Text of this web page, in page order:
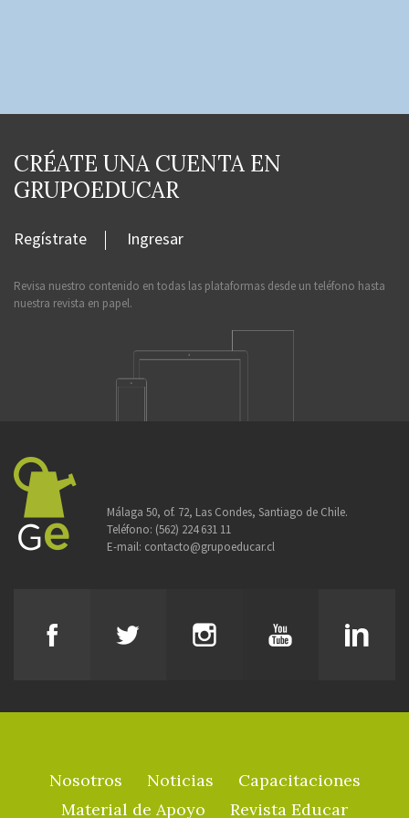
CRÉATE UNA CUENTA EN
GRUPOEDUCAR
Regístrate Ingresar
Revisa nuestro contenido en todas las plataformas desde un teléfono hasta
nuestra revista en papel.
Málaga 50, of. 72, Las Condes, Santiago de Chile.
Teléfono: (562) 224 631 11
E-mail: contacto@grupoeducar.cl
Nosotros Noticias
Capacitaciones
Material de Apoyo
Revista Educar